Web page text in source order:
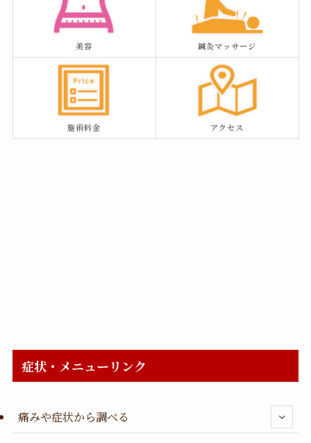
美容 鍼灸マッサージ
施術料金 アクセス
症状・メニューリンク
痛みや症状から調べる